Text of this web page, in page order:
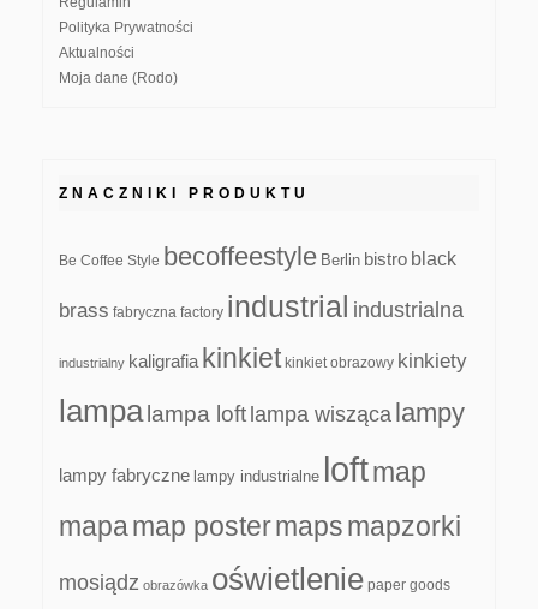
Polityka Prywatności
Aktualności
Moja dane (Rodo)
ZNACZNIKI PRODUKTU
Be Coffee Style becoffeestyle Berlin bistro black
brass fabryczna factory industrial industrialna
industrialny kaligrafia kinkiet kinkiet obrazowy kinkiety
lampa lampa loft lampa wisząca lampy
lampy fabryczne lampy industrialne loftmap
mapamap postermapsmapzorki
mosiądz obrazówka oświetlenie paper goods